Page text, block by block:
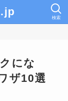
検索
にな
ザ10選